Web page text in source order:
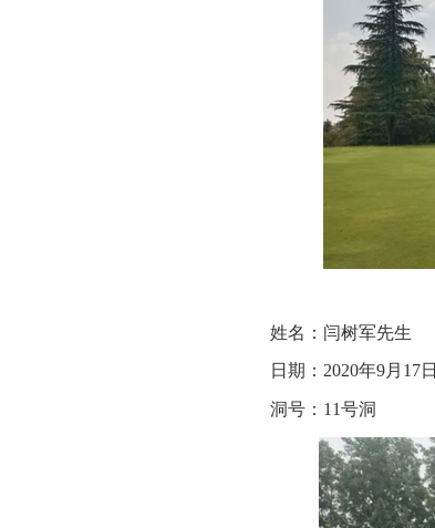
姓名：闫树军先生
日期：2020年9月17日
洞号：11号洞